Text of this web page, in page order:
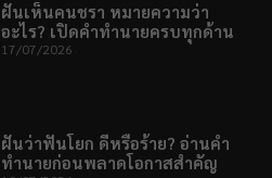
ฝันเห็นคนชรา หมายความว่า
อะไร? เปิดคำทำนายครบทุกด้าน
17/07/2026
ฝันว่าฟันโยก ดีหรือร้าย? อ่านคำ
ทำนายก่อนพลาดโอกาสสำคัญ